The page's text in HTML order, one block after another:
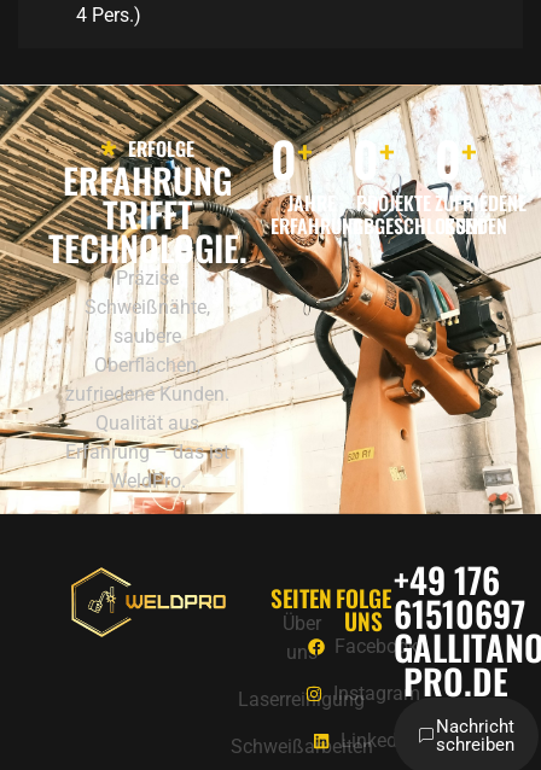
4 Pers.)
ERFOLGE
ERFAHRUNG
TRIFFT
TECHNOLOGIE.
Präzise
Schweißnähte,
saubere
Oberflächen,
zufriedene Kunden.
Qualität aus
Erfahrung – das ist
WeldPro.
0+
JAHRE
ERFAHRUNG
0+
PROJEKTE
ABGESCHLOSSEN
0+
ZUFRIEDENE
KUNDEN
SEITEN
Über
uns
Laserreinigung
Schweißarbeiten
FOLGE
UNS
Facebook
Instagram
LinkedIn
+49 176
61510697
PRO.DE
Nachricht
schreiben